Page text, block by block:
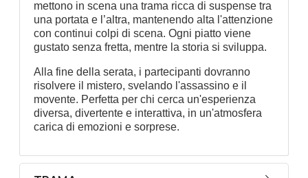
mettono in scena una trama ricca di suspense tra
una portata e l’altra, mantenendo alta l'attenzione
con continui colpi di scena. Ogni piatto viene
gustato senza fretta, mentre la storia si sviluppa.
Alla fine della serata, i partecipanti dovranno
risolvere il mistero, svelando l'assassino e il
movente. Perfetta per chi cerca un'esperienza
diversa, divertente e interattiva, in un'atmosfera
carica di emozioni e sorprese.